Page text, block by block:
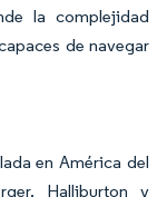
la complejidad
de navegar
en América del
Halliburton y